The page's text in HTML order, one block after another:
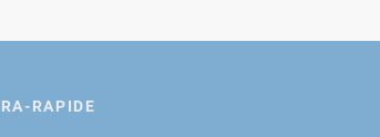
RAPIDE